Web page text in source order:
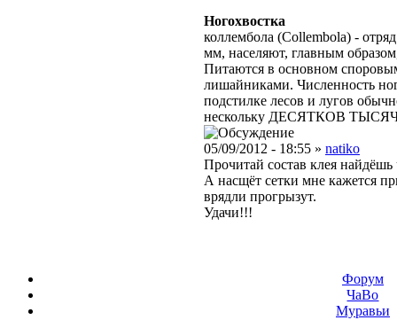
Ногохвостка
коллембола (Collembola) -
мм, населяют, главным
Питаются в основном
лишайниками. Численность
подстилке лесов и лугов
нескольку ДЕСЯТКОВ ТЫСЯЧ
05/09/2012 - 18:55 » natiko
Прочитай состав клея найдёшь
А насщёт сетки мне кажется
врядли прогрызут.
Удачи!!!
Форум
ЧаВо
Муравьи